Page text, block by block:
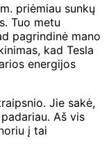
priėmiau sunkų
Tuo metu
pagrindinė mano
kad Tesla
energijos
Jie sakė,
Aš vis
į tai